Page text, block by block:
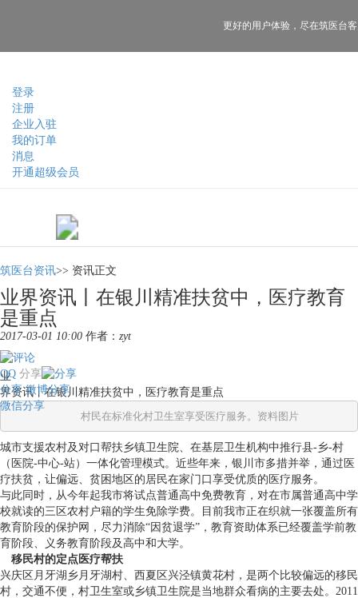
登录
注册
企业入驻
我的订单
消息
开通超级会员
更好的用户体验， 尽在筑医台
筑医台资讯>> 资讯正文
业界资讯丨在银川精准扶贫中，医疗教育
是重点
2017-03-01 10:00 作者： zyt
分享
QQ
分享 微博分享
微信分享
业
界资讯丨在银川精准扶贫中，医疗教育是重点
村民在标准化村卫生室享受医疗服务。资料图片
城市支援农村及对口帮扶乡镇卫生院、在基层卫生机构中推行县-乡-村
（医院-中心-站）一体化管理模式。近些年来，银川市多措并举，通过医
疗扶贫，让偏远、贫困地区的居民在家门口享受优质的医疗服务。
与此同时，从今年起我市将试点普通高中免费教育，对在市属普通高中学
校就读的三区农村户籍的学生免除学费。目前我市正在织就一张覆盖所有
教育阶段的保护网，尽力消除“因贫退学”，教育资助体系已经覆盖学前教
育阶段、义务教育阶段及高中和大学。
移民村的定点医疗帮扶
兴庆区月牙湖乡月牙湖村、西夏区兴泾镇黄花村，是两个比较偏远的移民
村，交通不便，村卫生室或乡镇卫生院是当地群众看病的主要去处。2011